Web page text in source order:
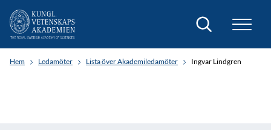
Sök
Hem Ledamöter Lista över Akademiledamöter Ingvar Lindgren